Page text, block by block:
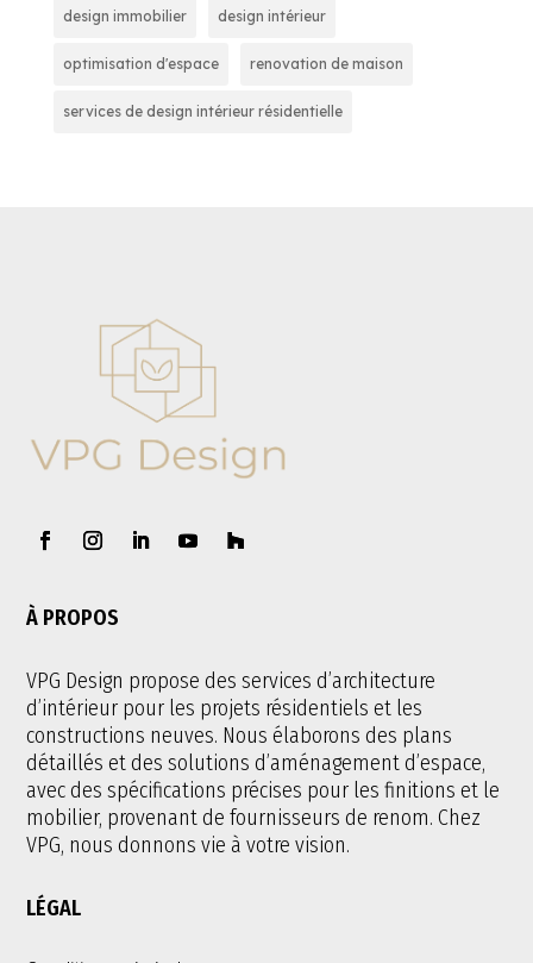
design immobilier design intérieur
optimisation d'espace renovation de maison
services de design intérieur résidentielle
À PROPOS
VPG Design propose des services d’architecture
d’intérieur pour les projets résidentiels et les
constructions neuves. Nous élaborons des plans
détaillés et des solutions d’aménagement d’espace,
avec des spécifications précises pour les finitions et le
mobilier, provenant de fournisseurs de renom. Chez
VPG, nous donnons vie à votre vision.
LÉGAL